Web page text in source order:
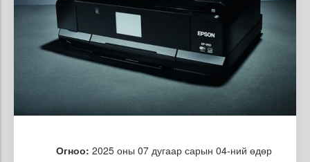
Огноо: 2025 оны 07 дугаар сарын 04-ний өдөр